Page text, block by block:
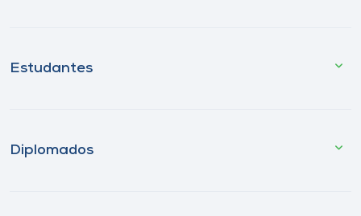
Estudantes
Diplomados